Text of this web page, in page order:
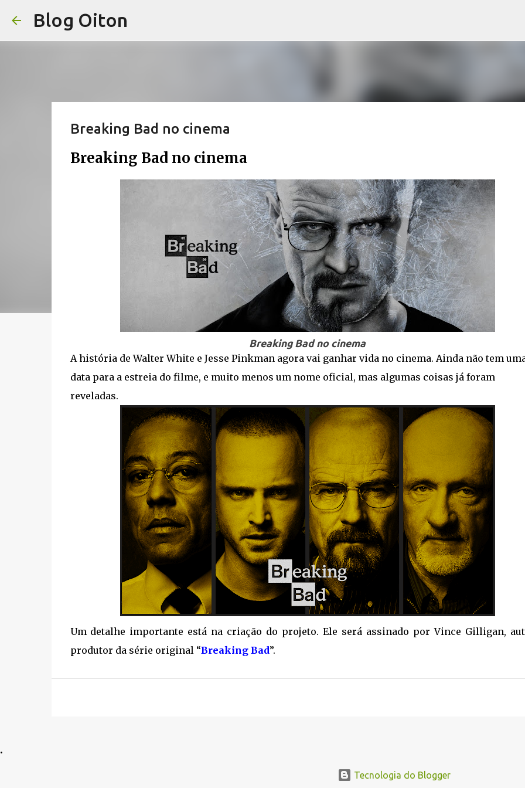
Blog Oiton
Breaking Bad no cinema
Breaking Bad no cinema
Breaking Bad no cinema
A história de Walter White e Jesse Pinkman agora vai ganhar vida no cinema. Ainda não tem
data para a estreia do filme, e muito menos um nome oficial, mas algumas coisas já foram
reveladas.
Um detalhe importante está na criação do projeto. Ele será assinado por Vince Gilligan,
produtor da série original “Breaking Bad”.
.
Tecnologia do Blogger